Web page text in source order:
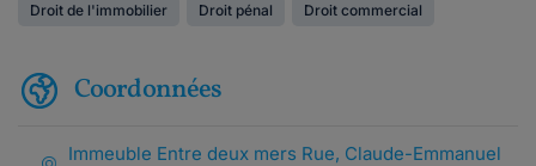
Droit de l'immobilier Droit pénal Droit commercial
Coordonnées
Immeuble Entre deux mers Rue, Claude-Emmanuel